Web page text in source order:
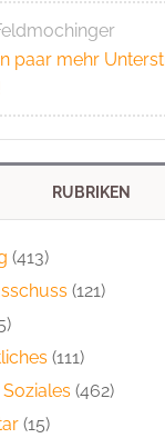
paar mehr
RUBRIKEN
(413)
(121)
(111)
(462)
(15)